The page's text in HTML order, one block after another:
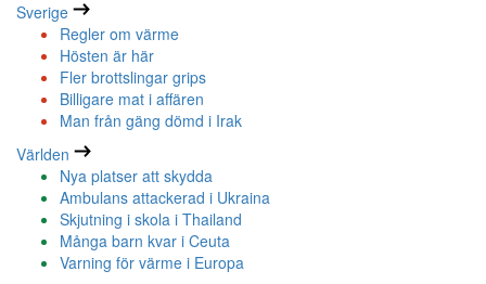
Sverige
Regler om värme
Hösten är här
Fler brottslingar grips
Billigare mat i affären
Man från gäng dömd i Irak
Världen
Nya platser att skydda
Ambulans attackerad i Ukraina
Skjutning i skola i Thailand
Många barn kvar i Ceuta
Varning för värme i Europa